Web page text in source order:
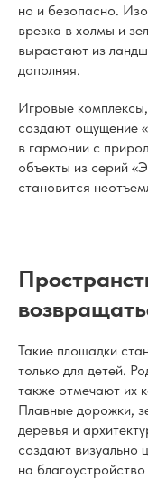
но и безопасно.
врезка в холмы и
вырастают из
дополняя.
Игровые
создают ощущение
в гармонии с
объекты из серий
становится
Такие площадки
только для детей.
также отмечают их
Плавные дорожки,
деревья и
создают визуально
на